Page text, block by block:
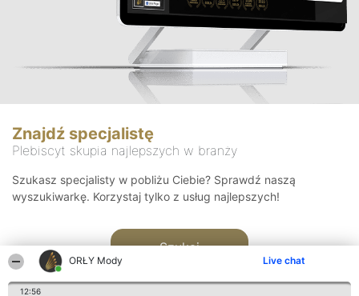
ORŁY Mody Live chat
12:56
Znajdź specjalistę
Plebiscyt skupia najlepszych w branży
Szukasz specjalisty w pobliżu Ciebie? Sprawdź naszą
wyszukiwarkę. Korzystaj tylko z usług najlepszych!
Szukaj